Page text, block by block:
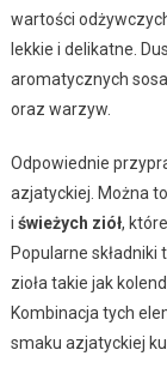
wartości
lekkie i delikatne.
aromatycznych
oraz warzyw.
Odpowiednie
azjatyckiej. Można
i świeżych ziół,
Popularne składniki
zioła takie jak
Kombinacja tych
smaku azjatyckiej